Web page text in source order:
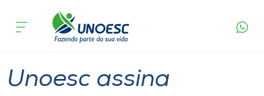
Cursos
acontece
Unoesc assina